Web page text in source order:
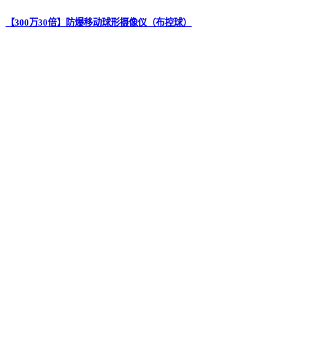
【300万30倍】防爆移动球形摄像仪（布控球）